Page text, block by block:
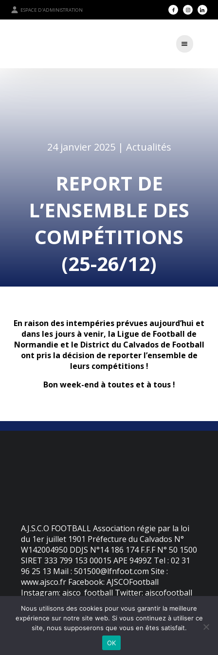
ESPACE D'ADMINISTRATION
24 janvier 2025 | Actualités
REPORT DE
L’ENSEMBLE DES
COMPÉTITIONS
(25-26/12)
En raison des intempéries prévues aujourd’hui et
dans les jours à venir, la Ligue de Football de
Normandie et le District du Calvados de Football
ont pris la décision de reporter l’ensemble de
leurs compétitions !
Bon week-end à toutes et à tous !
A.J.S.C.O FOOTBALL Association régie par la loi
du 1er juillet 1901 Préfecture du Calvados N°
W142004950 DDJS N°14 186 174 F.F.F N° 50 1500
SIRET 333 799 153 00015 APE 9499Z Tel : 02 31
96 25 13 Mail : 501500@lfnfoot.com Site :
www.ajsco.fr Facebook: AJSCOFootball
Instagram: ajsco_football Twitter: ajscofootball
2026 - AJS Colleville Ouistreham | Site internet réalisé par
MENTIONS LÉGALES
Nous utilisons des cookies pour vous garantir la meilleure
expérience sur notre site web. Si vous continuez à utiliser ce
site, nous supposerons que vous en êtes satisfait.
OK